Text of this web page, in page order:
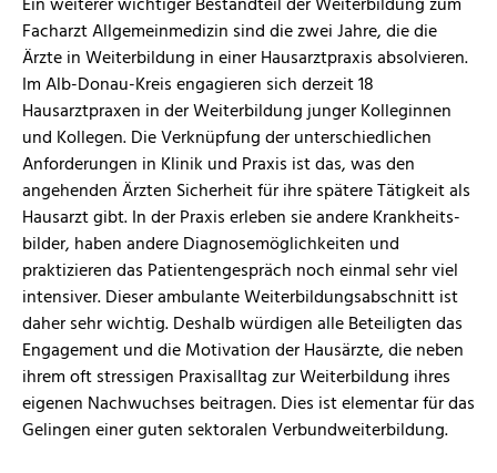
Facharzt Allgemeinmedizin sind die zwei Jahre, die die
Ärzte in Weiterbildung in einer Hausarztpraxis absolvieren.
Im Alb-Donau-Kreis engagieren sich derzeit 18
Hausarztpraxen in der Weiterbildung junger Kolleginnen
und Kollegen. Die Verknüpfung der unterschiedlichen
Anforderungen in Klinik und Praxis ist das, was den
angehenden Ärzten Sicherheit für ihre spätere Tätigkeit als
Hausarzt gibt. In der Praxis erleben sie andere Krankheits­
bilder, haben andere Diagnose­möglich­keiten und
praktizieren das Patienten­gespräch noch einmal sehr viel
intensiver. Dieser ambulante Weiterbildungs­abschnitt ist
daher sehr wichtig. Deshalb würdigen alle Beteiligten das
Engagement und die Motivation der Hausärzte, die neben
ihrem oft stressigen Praxisalltag zur Weiterbildung ihres
eigenen Nachwuchses beitragen. Dies ist elementar für das
Gelingen einer guten sektoralen Verbundweiterbildung.